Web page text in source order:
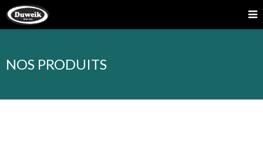
NOS PRODUITS